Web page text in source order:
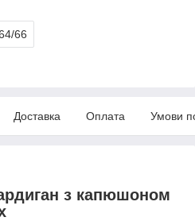
66
Доставка Оплата Умови
з капюшоном